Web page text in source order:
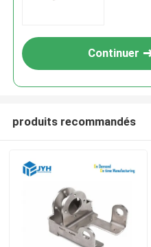
Continuer
produits recommandés